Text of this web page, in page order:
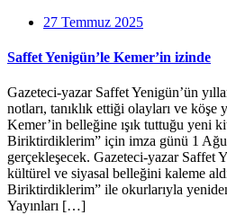
27 Temmuz 2025
Saffet Yenigün’le Kemer’in izinde
Gazeteci-yazar Saffet Yenigün’ün
notları, tanıklık ettiği olayları ve köşe
Kemer’in belleğine ışık tuttuğu yeni
Biriktirdiklerim” için imza günü 1
gerçekleşecek. Gazeteci-yazar Saffet
kültürel ve siyasal belleğini kaleme
Biriktirdiklerim” ile okurlarıyla
Yayınları […]